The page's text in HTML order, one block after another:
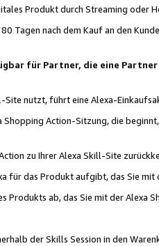
Produkt durch Streaming oder
Tagen nach dem Kauf an den
für Partner, die eine
nutzt, führt eine Alexa-
Action-Sitzung, die
zu Ihrer Alexa Skill-Site
für das Produkt aufgibt, das Sie mit
Produkts ab, das Sie mit der Alexa
der Skills Session in den